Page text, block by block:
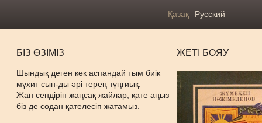
Қазақ Русский
БІЗ ӨЗІМІЗ
Шындық деген көк аспандай тым биік
мұхит сын-ды әрі терең тұңғиық.
Жан сендіріп жаңсақ жайлар, қате аңыз
біз де содан қателесіп жатамыз.
ЖЕТІ БОЯУ